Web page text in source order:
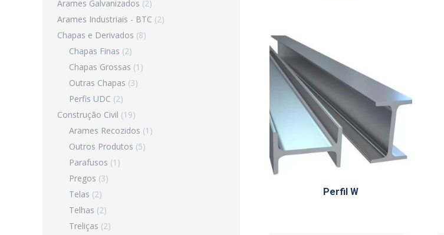
Perfil W
Arames Galvanizados (2)
Arames Industriais - BTC (2)
Chapas e Derivados (8)
Chapas Finas (2)
Chapas Grossas (1)
Outras Chapas (3)
Perfis UDC (2)
Construção Civil (19)
Arames Recozidos (1)
Outros Produtos (5)
Parafusos (1)
Pregos (3)
Telas (2)
Telhas (2)
Treliças (2)